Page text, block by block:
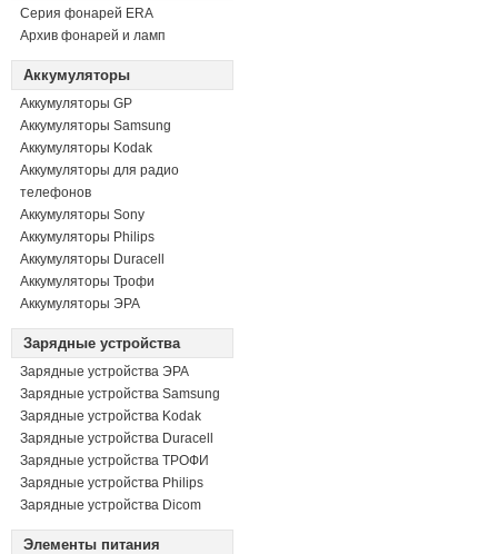
Серия фонарей ERA
Архив фонарей и ламп
Аккумуляторы
Аккумуляторы GP
Аккумуляторы Samsung
Аккумуляторы Kodak
Аккумуляторы для радио
телефонов
Аккумуляторы Sony
Аккумуляторы Philips
Аккумуляторы Duracell
Аккумуляторы Трофи
Аккумуляторы ЭРА
Зарядные устройства
Зарядные устройства ЭРА
Зарядные устройства Samsung
Зарядные устройства Kodak
Зарядные устройства Duracell
Зарядные устройства ТРОФИ
Зарядные устройства Philips
Зарядные устройства Dicom
Элементы питания